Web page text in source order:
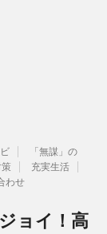
「無謀」の
充実生活
わせ
ョイ！高